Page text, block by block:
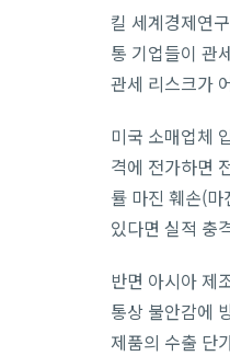
킬 세계경제연
통 기업들이 관
관세 리스크가
미국 소매업체
격에 전가하면
률 마진 훼손(
있다면 실적 충
반면 아시아 제
통상 불안감에
제품의 수출 단